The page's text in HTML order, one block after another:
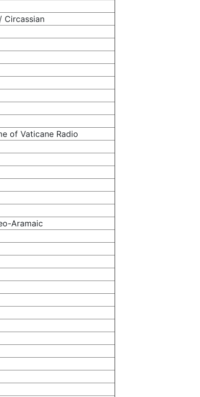
Circassian
of Vaticane Radio
Aramaic